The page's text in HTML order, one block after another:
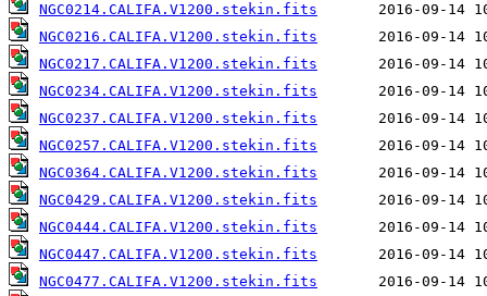
NGC0214.CALIFA.V1200.stekin.fits
NGC0216.CALIFA.V1200.stekin.fits
NGC0217.CALIFA.V1200.stekin.fits
NGC0234.CALIFA.V1200.stekin.fits
NGC0237.CALIFA.V1200.stekin.fits
NGC0257.CALIFA.V1200.stekin.fits
NGC0364.CALIFA.V1200.stekin.fits
NGC0429.CALIFA.V1200.stekin.fits
NGC0444.CALIFA.V1200.stekin.fits
NGC0447.CALIFA.V1200.stekin.fits
NGC0477.CALIFA.V1200.stekin.fits